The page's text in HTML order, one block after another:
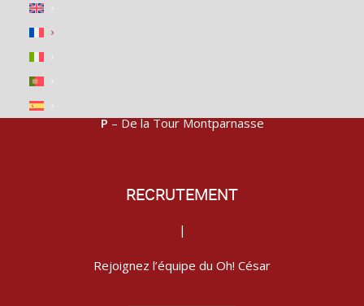
M4, M6, M12, M13
P– De la Tour Montparnasse
RECRUTEMENT
|
Rejoignez l’équipe du Oh! César